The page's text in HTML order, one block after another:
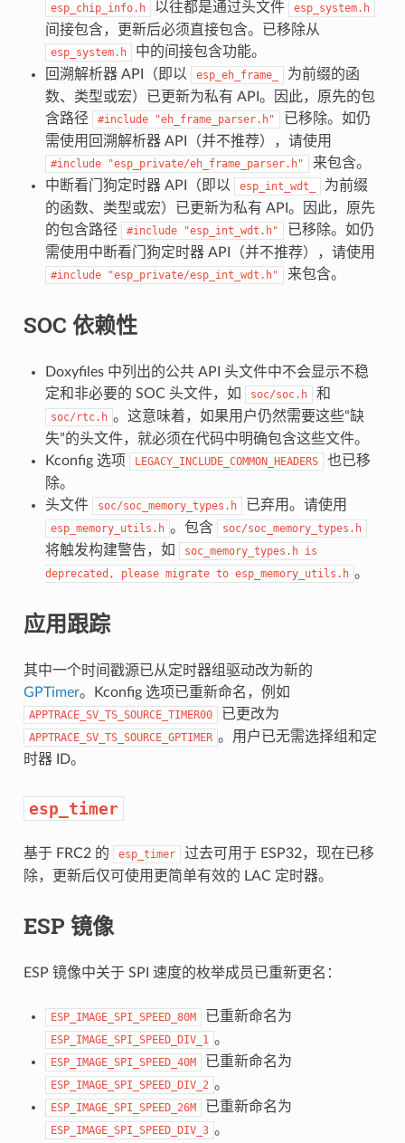
esp_chip_info.h 以往都是通过头文件 esp_system.h
间接包含，更新后必须直接包含。已移除从
esp_system.h
中的间接包含功能。
回溯解析器 API（即以
esp_eh_frame_
为前缀的函
数、类型或宏）已更新为私有 API。因此，原先的包
含路径
#include "eh_frame_parser.h"
已移除。如仍
需使用回溯解析器 API（并不推荐），请使用
#include "esp_private/eh_frame_parser.h"
来包含。
中断看门狗定时器 API（即以
esp_int_wdt_
为前缀
的函数、类型或宏）已更新为私有 API。因此，原先
的包含路径
#include "esp_int_wdt.h"
已移除。如仍
需使用中断看门狗定时器 API（并不推荐），请使用
#include "esp_private/esp_int_wdt.h" 来包含。
SOC 依赖性
Doxyfiles 中列出的公共 API 头文件中不会显示不稳
定和非必要的 SOC 头文件，如
soc/soc.h 和
soc/rtc.h 。这意味着，如果用户仍然需要这些“缺
失”的头文件，就必须在代码中明确包含这些文件。
Kconfig 选项
LEGACY_INCLUDE_COMMON_HEADERS
也已移
除。
头文件
soc/soc_memory_types.h 已弃用。请使用
esp_memory_utils.h 。包含 soc/soc_memory_types.h
将触发构建警告，如 soc_memory_types.h is
deprecated,
please migrate to esp_memory_utils.h 。
应用跟踪
其中一个时间戳源已从定时器组驱动改为新的
GPTimer。Kconfig 选项已重新命名，例如
APPTRACE_SV_TS_SOURCE_TIMER00 已更改为
APPTRACE_SV_TS_SOURCE_GPTIMER 。用户已无需选择组和定
时器 ID。
esp_timer
基于 FRC2 的 esp_timer
过去可用于 ESP32，现在已移
除，更新后仅可使用更简单有效的 LAC 定时器。
ESP 镜像
ESP 镜像中关于 SPI 速度的枚举成员已重新更名：
ESP_IMAGE_SPI_SPEED_80M 已重新命名为
ESP_IMAGE_SPI_SPEED_DIV_1 。
ESP_IMAGE_SPI_SPEED_40M 已重新命名为
ESP_IMAGE_SPI_SPEED_DIV_2 。
ESP_IMAGE_SPI_SPEED_26M 已重新命名为
ESP_IMAGE_SPI_SPEED_DIV_3 。